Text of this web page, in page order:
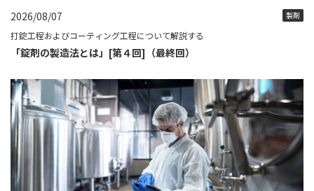
2026/08/07 製剤
打錠工程およびコーティング工程について解説する
「錠剤の製造法とは」[第４回]（最終回）